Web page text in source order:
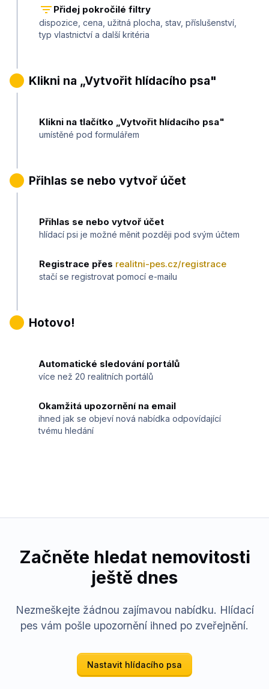
Přidej pokročilé filtry
dispozice, cena, užitná plocha, stav, příslušenství,
typ vlastnictví a další kritéria
2 Klikni na „Vytvořit hlídacího psa"
Klikni na tlačítko „Vytvořit hlídacího psa"
umístěné pod formulářem
3 Přihlas se nebo vytvoř účet
Přihlas se nebo vytvoř účet
hlídací psi je možné měnit později pod svým účtem
Registrace přes realitni-pes.cz/registrace
stačí se registrovat pomocí e-mailu
4 Hotovo!
Automatické sledování portálů
více než 20 realitních portálů
Okamžitá upozornění na email
ihned jak se objeví nová nabídka odpovídající
tvému hledání
Začněte hledat nemovitosti
ještě dnes
Nezmeškejte žádnou zajímavou nabídku. Hlídací
pes vám pošle upozornění ihned po zveřejnění.
Nastavit hlídacího psa